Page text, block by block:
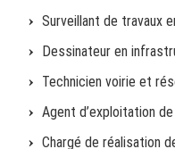
Surveillant de travaux
Dessinateur en
Technicien voirie et
Agent d’exploitation
Chargé de réalisation